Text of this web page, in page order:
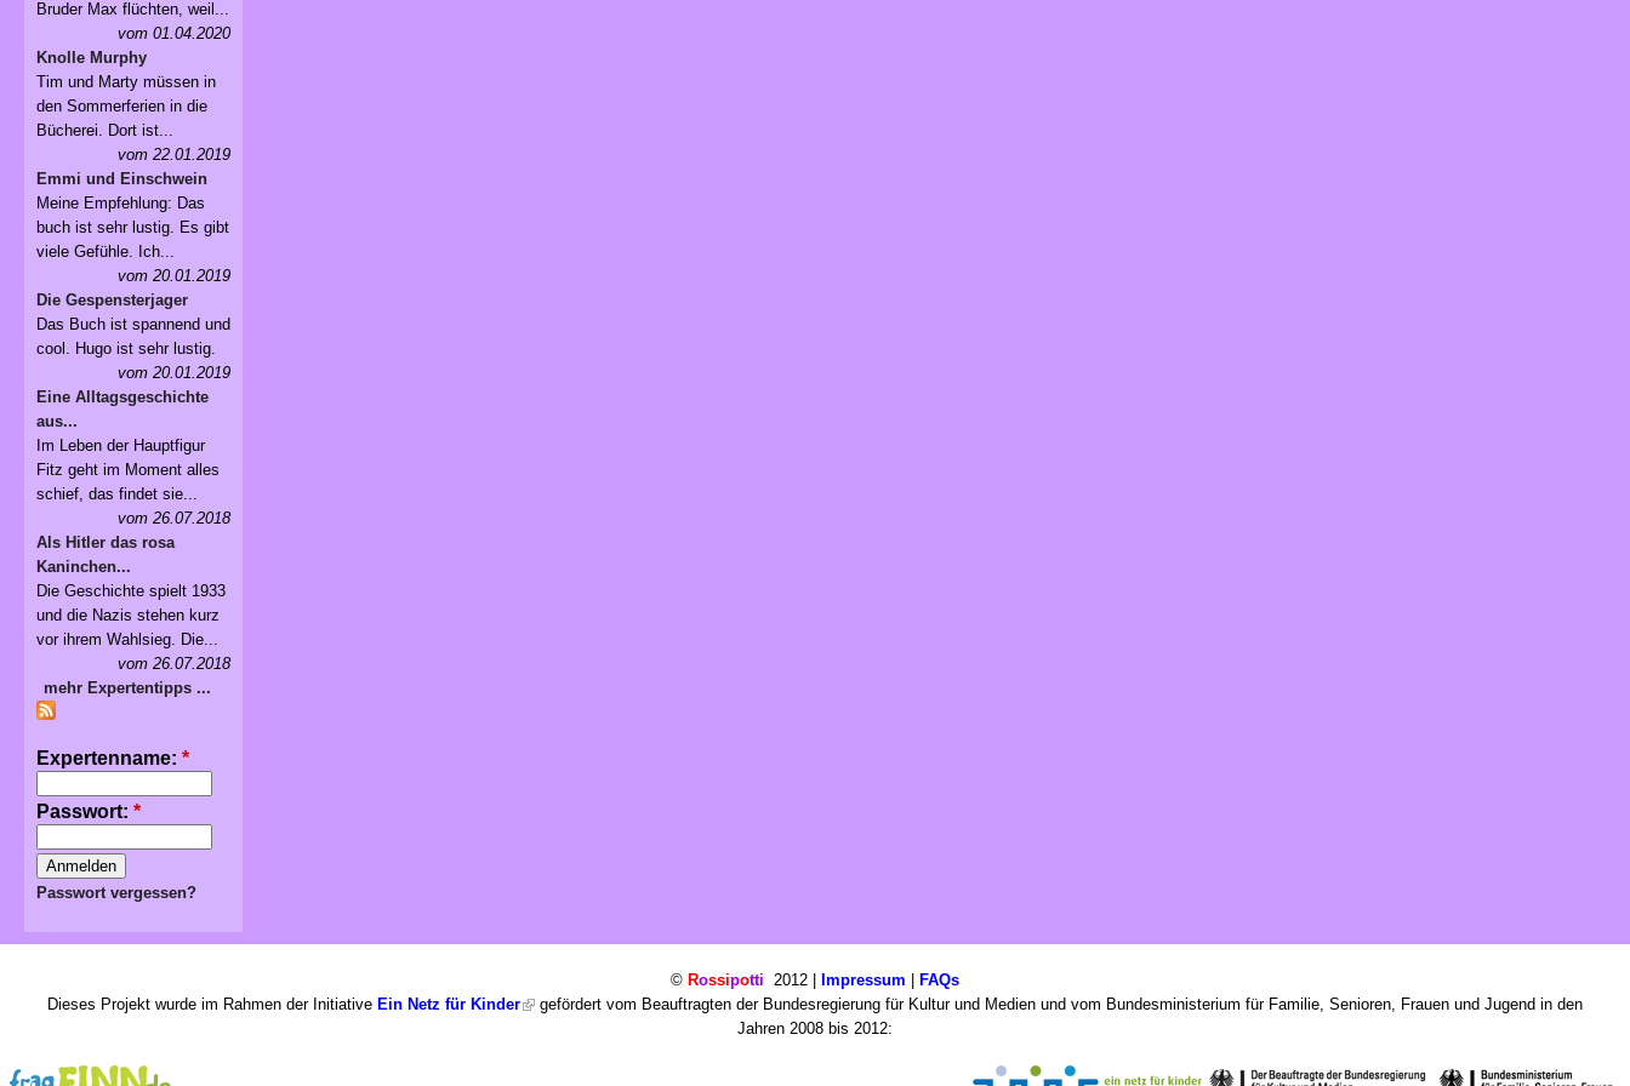
Bruder Max flüchten, weil...
vom 01.04.2020
Knolle Murphy
Tim und Marty müssen in
den Sommerferien in die
Bücherei. Dort ist...
vom 22.01.2019
Emmi und Einschwein
Meine Empfehlung: Das
buch ist sehr lustig. Es gibt
viele Gefühle. Ich...
vom 20.01.2019
Die Gespensterjager
Das Buch ist spannend und
cool. Hugo ist sehr lustig.
vom 20.01.2019
Eine Alltagsgeschichte
aus...
Im Leben der Hauptfigur
Fitz geht im Moment alles
schief, das findet sie...
vom 26.07.2018
Als Hitler das rosa
Kaninchen...
Die Geschichte spielt 1933
und die Nazis stehen kurz
vor ihrem Wahlsieg. Die...
vom 26.07.2018
mehr Expertentipps ...
Expertenname: *
Passwort: *
Passwort vergessen?
© Rossipotti 2012 | Impressum
FAQs
Dieses Projekt wurde im Rahmen der Initiative Ein Netz für Kinder
gefördert vom Beauftragten der Bundesregierung für Kultur und Medien und vom Bundesministerium für Familie, Senioren, Frauen und Jugend in den
Jahren 2008 bis 2012: